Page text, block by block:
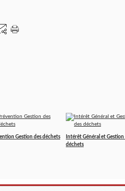
Gestion des déchets
Intérêt Général et Gestion
déchets